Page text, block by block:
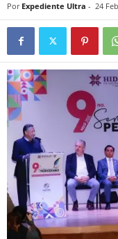
Por Expediente Ultra - 24